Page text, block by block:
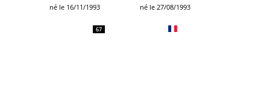
né le 16/11/1993 né le 27/08/1993
67